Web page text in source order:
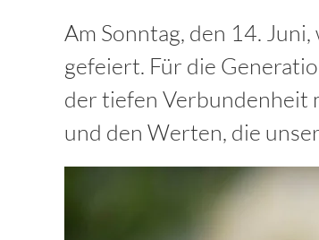
Am Sonntag, den 14.
gefeiert. Für die
der tiefen Verbundenheit
und den Werten, die